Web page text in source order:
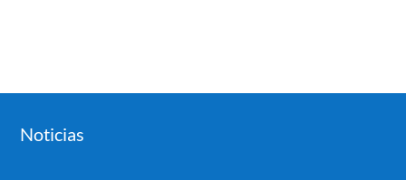
Noticias